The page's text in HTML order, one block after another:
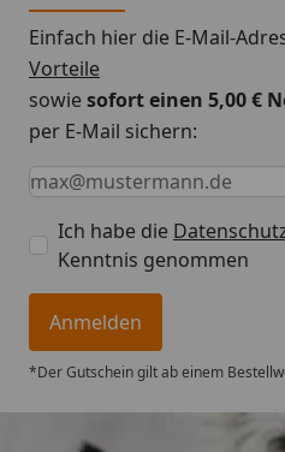
Einfach hier die E-Mail-
Vorteile
sowiesofort einen 5,00 €
per E-Mail sichern:
Keine Eingabe erforderlich
Eingabe erforderlich
E-Mail *
Ich habe die
Kenntnis genommen
Anmelden
*Der Gutschein gilt ab einem